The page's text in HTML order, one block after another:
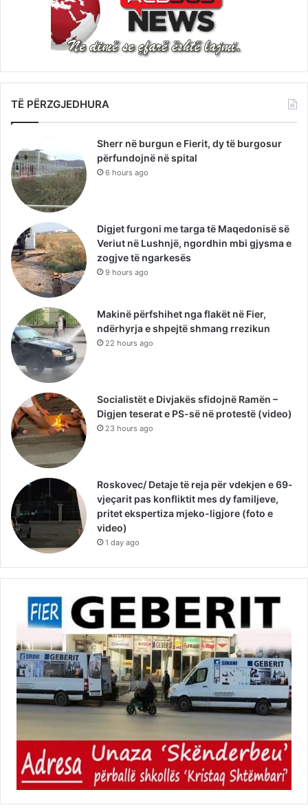
TË PËRZGJEDHURA
Sherr në burgun e Fierit, dy të burgosur
përfundojnë në spital
6 hours ago
Digjet furgoni me targa të Maqedonisë së
Veriut në Lushnjë, ngordhin mbi gjysma e
zogjve të ngarkesës
9 hours ago
Makinë përfshihet nga flakët në Fier,
ndërhyrja e shpejtë shmang rrezikun
22 hours ago
Socialistët e Divjakës sfidojnë Ramën –
Digjen teserat e PS-së në protestë (video)
23 hours ago
Roskovec/ Detaje të reja për vdekjen e 69-
vjeçarit pas konfliktit mes dy familjeve,
pritet ekspertiza mjeko-ligjore (foto e
video)
1 day ago